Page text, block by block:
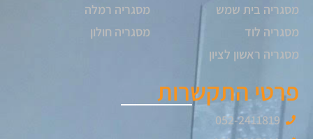
מסגריה בית שמש
מסגריה לוד
מסגריה ראשון לציון
מסגריה רמלה
מסגריה חולון
פרטי התקשרות
052-2411819